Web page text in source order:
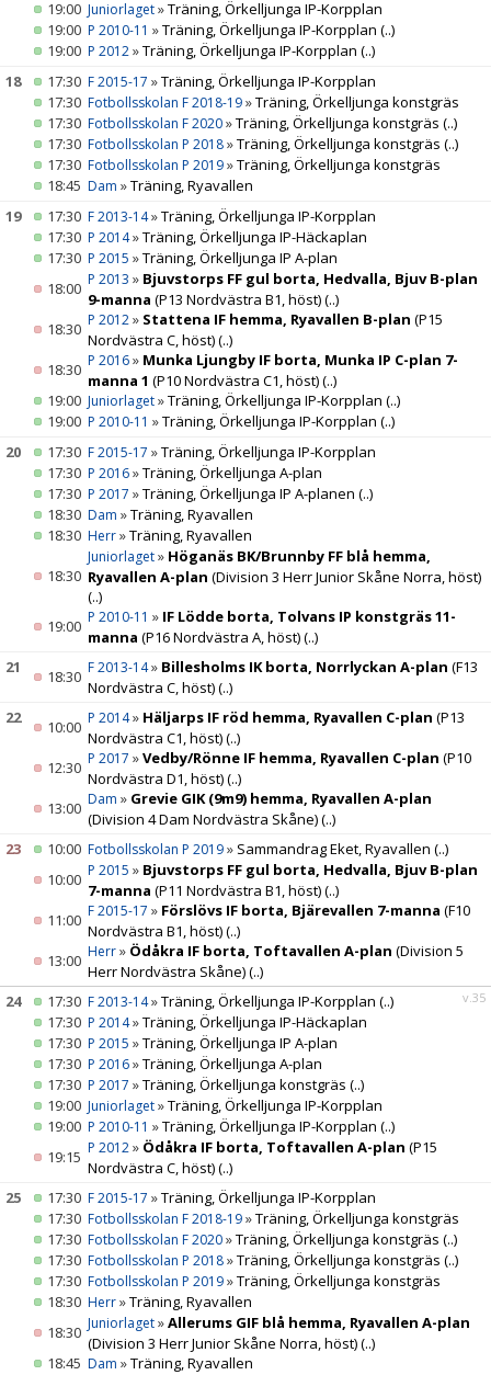
19:00 Juniorlaget»Träning, Örkelljunga IP-Korpplan
19:00 P 2010-11 »Träning, Örkelljunga IP-Korpplan (..)
19:00 P 2012»Träning, Örkelljunga IP-Korpplan (..)
18
17:30 F 2015-17 »Träning, Örkelljunga IP-Korpplan
17:30 Fotbollsskolan F 2018-19»Träning, Örkelljunga konstgräs
17:30 Fotbollsskolan F 2020»Träning, Örkelljunga konstgräs (..)
17:30 Fotbollsskolan P 2018»Träning, Örkelljunga konstgräs (..)
17:30 Fotbollsskolan P 2019»Träning, Örkelljunga konstgräs
18:45 Dam »Träning, Ryavallen
19
17:30 F 2013-14»Träning, Örkelljunga IP-Korpplan
17:30 P 2014»Träning, Örkelljunga IP-Häckaplan
17:30 P 2015 »Träning, Örkelljunga IP A-plan
18:00 P 2013 » Bjuvstorps FF gul borta, Hedvalla, Bjuv B-plan
9-manna (P13 Nordvästra B1, höst)(..)
18:30 P 2012» Stattena IF hemma, Ryavallen B-plan (P15
Nordvästra C, höst)(..)
18:30 P 2016» Munka Ljungby IF borta, Munka IP C-plan 7-
manna 1 (P10 Nordvästra C1, höst)(..)
19:00 Juniorlaget»Träning, Örkelljunga IP-Korpplan (..)
19:00 P 2010-11 »Träning, Örkelljunga IP-Korpplan (..)
20
17:30 F 2015-17 »Träning, Örkelljunga IP-Korpplan
17:30 P 2016»Träning, Örkelljunga A-plan
17:30 P 2017 »Träning, Örkelljunga IP A-planen (..)
18:30 Dam »Träning, Ryavallen
18:30 Herr»Träning, Ryavallen
18:30
Juniorlaget» Höganäs BK/Brunnby FF blå hemma,
Ryavallen A-plan (Division 3 Herr Junior Skåne Norra, höst)
(..)
19:00 P 2010-11 » IF Lödde borta, Tolvans IP konstgräs 11-
manna (P16 Nordvästra A, höst)(..)
21
18:30 F 2013-14» Billesholms IK borta, Norrlyckan A-plan (F13
Nordvästra C, höst)(..)
22
10:00 P 2014» Häljarps IF röd hemma, Ryavallen C-plan (P13
Nordvästra C1, höst)(..)
12:30 P 2017 »Vedby/Rönne IF hemma, Ryavallen C-plan (P10
Nordvästra D1, höst)(..)
13:00 Dam » Grevie GIK (9m9) hemma, Ryavallen A-plan
(Division 4 Dam Nordvästra Skåne)(..)
23
10:00 Fotbollsskolan P 2019» Sammandrag Eket, Ryavallen (..)
10:00 P 2015 » Bjuvstorps FF gul borta, Hedvalla, Bjuv B-plan
7-manna (P11 Nordvästra B1, höst)(..)
11:00 F 2015-17 » Förslövs IF borta, Bjärevallen 7-manna (F10
Nordvästra B1, höst)(..)
13:00 Herr» Ödåkra IF borta, Toftavallen A-plan (Division 5
Herr Nordvästra Skåne)(..)
v.35
24 17:30 F 2013-14»Träning, Örkelljunga IP-Korpplan (..)
17:30 P 2014»Träning, Örkelljunga IP-Häckaplan
17:30 P 2015 »Träning, Örkelljunga IP A-plan
17:30 P 2016»Träning, Örkelljunga A-plan
17:30 P 2017 »Träning, Örkelljunga konstgräs (..)
19:00 Juniorlaget»Träning, Örkelljunga IP-Korpplan
19:00 P 2010-11 »Träning, Örkelljunga IP-Korpplan (..)
19:15 P 2012» Ödåkra IF borta, Toftavallen A-plan (P15
Nordvästra C, höst)(..)
25
17:30 F 2015-17 »Träning, Örkelljunga IP-Korpplan
17:30 Fotbollsskolan F 2018-19»Träning, Örkelljunga konstgräs
17:30 Fotbollsskolan F 2020»Träning, Örkelljunga konstgräs (..)
17:30 Fotbollsskolan P 2018»Träning, Örkelljunga konstgräs (..)
17:30 Fotbollsskolan P 2019»Träning, Örkelljunga konstgräs
18:30 Herr»Träning, Ryavallen
18:30Juniorlaget»Allerums GIF blå hemma, Ryavallen A-plan
(Division 3 Herr Junior Skåne Norra, höst)(..)
18:45 Dam »Träning, Ryavallen